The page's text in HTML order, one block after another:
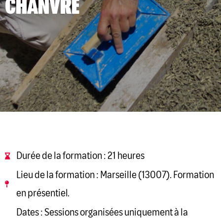
CHANVRE
Durée de la formation : 21 heures
Lieu de la formation : Marseille (13007). Formation
en présentiel.
Dates : Sessions organisées uniquement à la